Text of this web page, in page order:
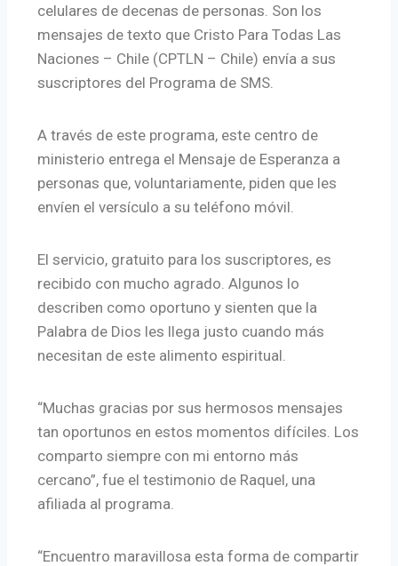
celulares de decenas de personas. Son los
mensajes de texto que Cristo Para Todas Las
Naciones – Chile (CPTLN – Chile) envía a sus
suscriptores del Programa de SMS.
A través de este programa, este centro de
ministerio entrega el Mensaje de Esperanza a
personas que, voluntariamente, piden que les
envíen el versículo a su teléfono móvil.
El servicio, gratuito para los suscriptores, es
recibido con mucho agrado. Algunos lo
describen como oportuno y sienten que la
Palabra de Dios les llega justo cuando más
necesitan de este alimento espiritual.
“Muchas gracias por sus hermosos mensajes
tan oportunos en estos momentos difíciles. Los
comparto siempre con mi entorno más
cercano”, fue el testimonio de Raquel, una
afiliada al programa.
“Encuentro maravillosa esta forma de compartir